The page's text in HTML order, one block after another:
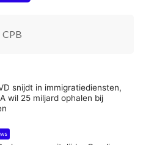
snijdt in immigratiediensten,
wil 25 miljard ophalen bij